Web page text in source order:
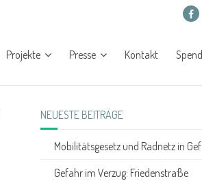
Projekte Presse Kontakt
NEUESTE BEITRÄGE
Mobilitätsgesetz und Radnetz in
Gefahr im Verzug: Friedenstraße